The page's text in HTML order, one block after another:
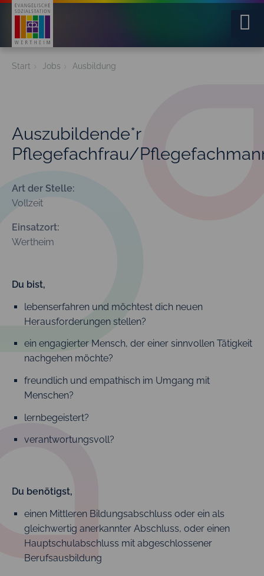
Home
Jobs
Service
Start Jobs Ausbildung
Auszubildende*r
Pflegefachfrau/
Art der Stelle:
Vollzeit
Einsatzort:
Wertheim
Du bist,
lebenserfahren und möchtest dich neuen
Herausforderungen stellen?
ein engagierter Mensch, der einer sinnvollen Tätigkeit
nachgehen möchte?
freundlich und empathisch im Umgang mit
Menschen?
lernbegeistert?
verantwortungsvoll?
Du benötigst,
einen Mittleren Bildungsabschluss oder ein als
gleichwertig anerkannter Abschluss, oder einen
Hauptschulabschluss mit abgeschlossener
Berufsausbildung